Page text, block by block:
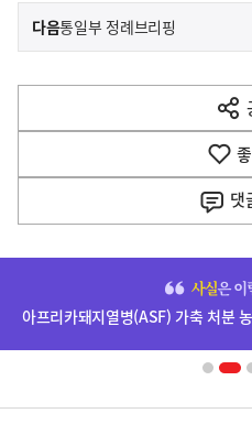
이
전
다
음
다음기
통일부 정례브리핑
댓
단
영